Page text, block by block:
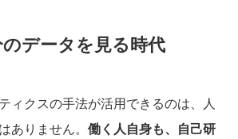
データを見る時代
ィクスの手法が活用できるのは、人
ありません。 働く人自身も、自己研